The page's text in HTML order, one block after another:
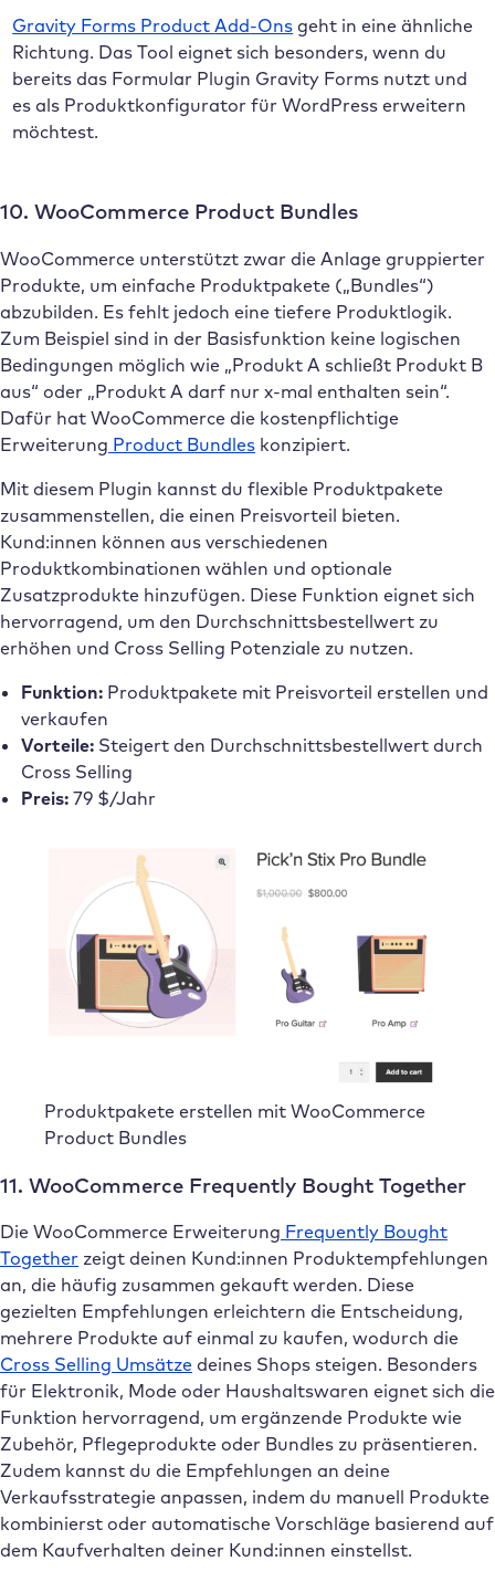
Gravity Forms ProductAdd-Ons geht in eine ähnliche
Richtung. Das Tool eignet sich besonders, wenn du
bereits das Formular Plugin Gravity Forms nutzt und
es als Produktkonfigurator für WordPress erweitern
möchtest.
10. WooCommerce Product Bundles
WooCommerce unterstützt zwar die Anlage gruppierter
Produkte, um einfache Produktpakete („Bundles“)
abzubilden. Es fehlt jedoch eine tiefere Produktlogik.
Zum Beispiel sind in der Basisfunktion keine logischen
Bedingungen möglich wie „Produkt A schließt Produkt B
aus“ oder „Produkt A darf nur x-mal enthalten sein“.
Dafür hat WooCommerce die kostenpflichtige
Erweiterung Product Bundles konzipiert.
Mit diesem Plugin kannst du flexible Produktpakete
zusammenstellen, die einen Preisvorteil bieten.
Kund:innen können aus verschiedenen
Produktkombinationen wählen und optionale
Zusatzprodukte hinzufügen. Diese Funktion eignet sich
hervorragend, um den Durchschnittsbestellwert zu
erhöhen und Cross Selling Potenziale zu nutzen.
Funktion:Produktpakete mit Preisvorteil erstellen und
verkaufen
Vorteile: Steigert den Durchschnittsbestellwert durch
Cross Selling
Preis: 79 $/Jahr
Produktpakete erstellen mit WooCommerce
Product Bundles
11. WooCommerce Frequently Bought Together
Die WooCommerce Erweiterung Frequently Bought
Together zeigt deinen Kund:innen Produktempfehlungen
an, die häufig zusammen gekauft werden. Diese
gezielten Empfehlungen erleichtern die Entscheidung,
mehrere Produkte auf einmal zu kaufen, wodurch die
Cross Selling Umsätze deines Shops steigen. Besonders
für Elektronik, Mode oder Haushaltswaren eignet sich die
Funktion hervorragend, um ergänzende Produkte wie
Zubehör, Pflegeprodukte oder Bundles zu präsentieren.
Zudem kannst du die Empfehlungen an deine
Verkaufsstrategie anpassen, indem du manuell Produkte
kombinierst oder automatische Vorschläge basierend auf
dem Kaufverhalten deiner Kund:innen einstellst.